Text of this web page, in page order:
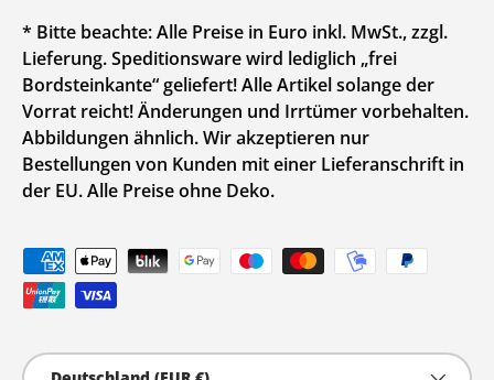
* Bitte beachte: Alle Preise in Euro inkl. MwSt., zzgl.
Lieferung. Speditionsware wird lediglich „frei
Bordsteinkante“ geliefert! Alle Artikel solange der
Vorrat reicht! Änderungen und Irrtümer vorbehalten.
Abbildungen ähnlich. Wir akzeptieren nur
Bestellungen von Kunden mit einer Lieferanschrift in
der EU. Alle Preise ohne Deko.
Zahlungsmethoden
Land/Region